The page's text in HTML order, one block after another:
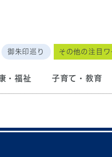
御朱印巡り その他の注目ワ
・福祉 子育て・教育